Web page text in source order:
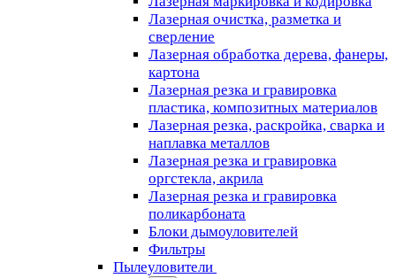
Лазерная очистка, разметка и
сверление
Лазерная обработка дерева, фанеры,
картона
Лазерная резка и гравировка
пластика, композитных материалов
Лазерная резка, раскройка, сварка и
наплавка металлов
Лазерная резка и гравировка
оргстекла, акрила
Лазерная резка и гравировка
поликарбоната
Блоки дымоуловителей
Фильтры
Пылеуловители